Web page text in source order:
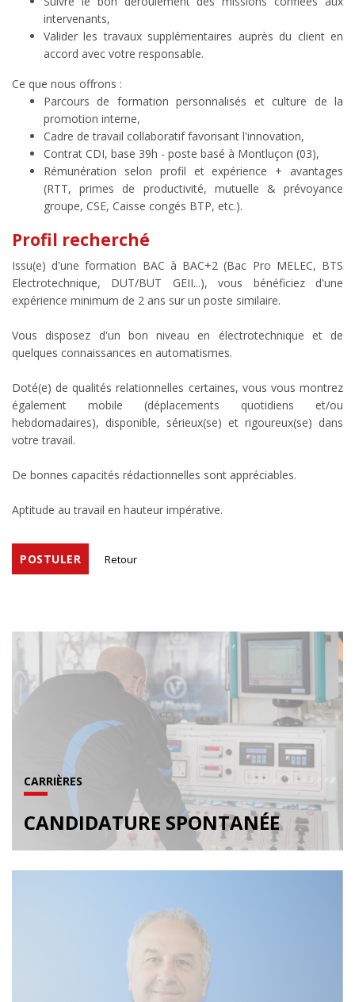
intervenants,
Valider les travaux supplémentaires auprès du client en
accord avec votre responsable.
Ce que nous offrons :
Parcours de formation personnalisés et culture de la
promotion interne,
Cadre de travail collaboratif favorisant l'innovation,
Contrat CDI, base 39h - poste basé à Montluçon (03),
Rémunération selon profil et expérience + avantages
(RTT, primes de productivité, mutuelle & prévoyance
groupe, CSE, Caisse congés BTP, etc.).
Profil recherché
Issu(e) d'une formation BAC à BAC+2 (Bac Pro MELEC, BTS
Electrotechnique, DUT/BUT GEII...), vous bénéficiez d'une
expérience minimum de 2 ans sur un poste similaire.
Vous disposez d'un bon niveau en électrotechnique et de
quelques connaissances en automatismes.
Doté(e) de qualités relationnelles certaines, vous vous montrez
également mobile (déplacements quotidiens et/ou
hebdomadaires), disponible, sérieux(se) et rigoureux(se) dans
votre travail.
De bonnes capacités rédactionnelles sont appréciables.
Aptitude au travail en hauteur impérative.
Retour
POSTULER
CARRIÈRES
CANDIDATURE SPONTANÉE